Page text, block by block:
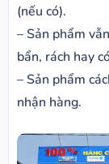
(nếu có).
– Sản phẩm
bẩn, rách hay
– Sản phẩm
nhận hàng.